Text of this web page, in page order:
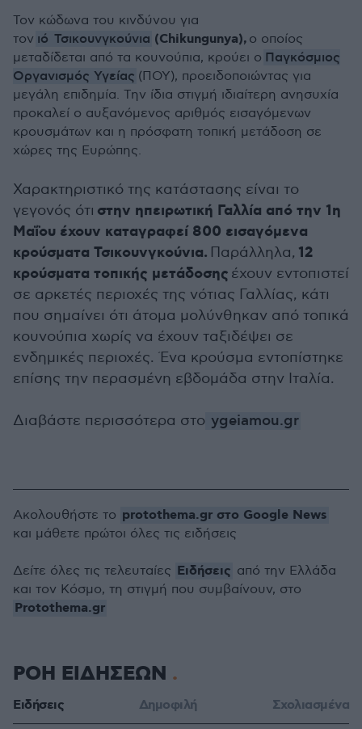
Τον κώδωνα του κινδύνου για
τον ιό Τσικουνγκούνια (Chikungunya), ο οποίος
μεταδίδεται από τα κουνούπια, κρούει ο Παγκόσμιος
Οργανισμός Υγείας (ΠΟΥ), προειδοποιώντας για
μεγάλη επιδημία. Την ίδια στιγμή ιδιαίτερη ανησυχία
προκαλεί ο αυξανόμενος αριθμός εισαγόμενων
κρουσμάτων και η πρόσφατη τοπική μετάδοση σε
χώρες της Ευρώπης.
Χαρακτηριστικό της κατάστασης είναι το
γεγονός ότι στην ηπειρωτική Γαλλία από την 1η
Μαΐου έχουν καταγραφεί 800 εισαγόμενα
κρούσματα Τσικουνγκούνια. Παράλληλα, 12
κρούσματα τοπικής μετάδοσης έχουν εντοπιστεί
σε αρκετές περιοχές της νότιας Γαλλίας, κάτι
που σημαίνει ότι άτομα μολύνθηκαν από τοπικά
κουνούπια χωρίς να έχουν ταξιδέψει σε
ενδημικές περιοχές. Ένα κρούσμα εντοπίστηκε
επίσης την περασμένη εβδομάδα στην Ιταλία.
Διαβάστε περισσότερα στο ygeiamou.gr
Ακολουθήστε το protothema.gr στο Google News
και μάθετε πρώτοι όλες τις ειδήσεις
Δείτε όλες τις τελευταίες Ειδήσεις από την Ελλάδα
και τον Κόσμο, τη στιγμή που συμβαίνουν, στο
Protothema.gr
ΡΟΗ ΕΙΔΗΣΕΩΝ
Ειδήσεις Δημοφιλή Σχολιασμένα